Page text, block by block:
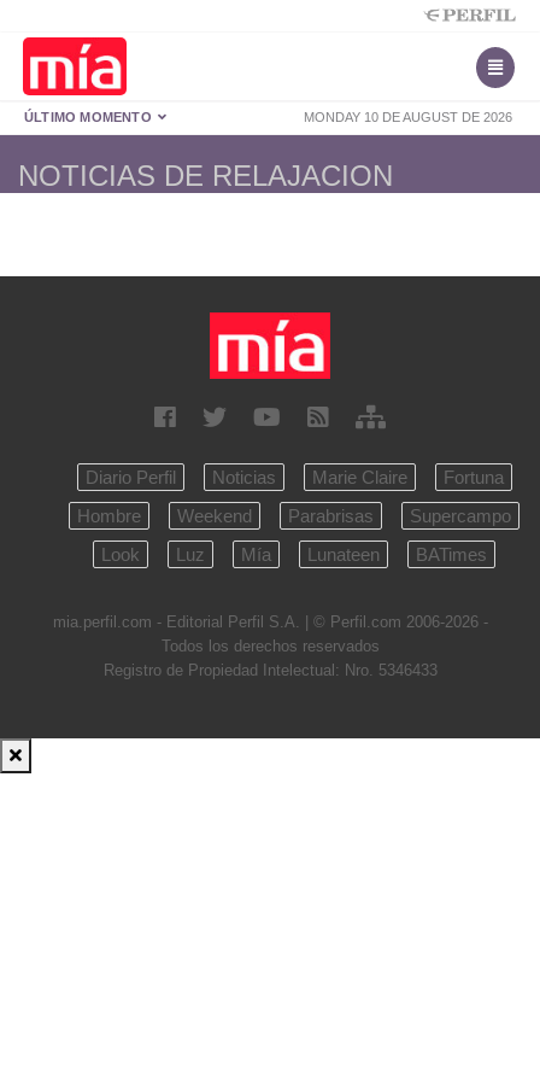
MONDAY 10 DE AUGUST DE 2026
ÚLTIMO MOMENTO
NOTICIAS DE RELAJACION
Diario Perfil Noticias Marie Claire
Fortuna
Hombre
Weekend Parabrisas
Supercampo
Look
Luz Mía Lunateen BATimes
mia.perfil.com - Editorial Perfil S.A. | © Perfil.com 2006-2026 -
Todos los derechos reservados
Registro de Propiedad Intelectual: Nro. 5346433